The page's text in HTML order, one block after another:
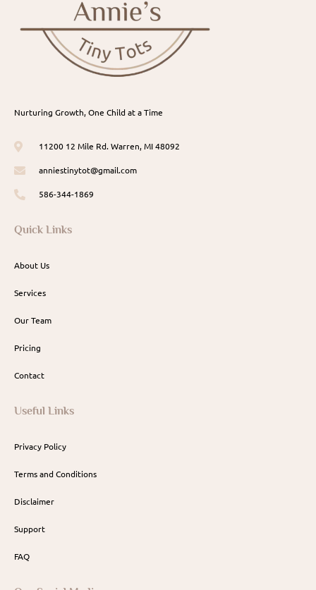
Nurturing Growth, One Child at a Time
11200 12 Mile Rd. Warren, MI 48092
anniestinytot@gmail.com
586-344-1869
Quick Links
About Us
Services
Our Team
Pricing
Contact
Useful Links
Privacy Policy
Terms and Conditions
Disclaimer
Support
FAQ